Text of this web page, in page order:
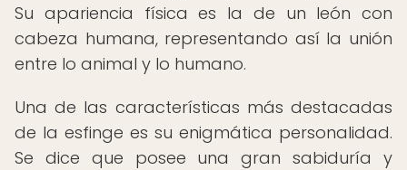
Su apariencia física es la de un león con
cabeza humana, representando así la unión
entre lo animal y lo humano.
Una de las características más destacadas
de la esfinge es su enigmática personalidad.
Se dice que posee una gran sabiduría y